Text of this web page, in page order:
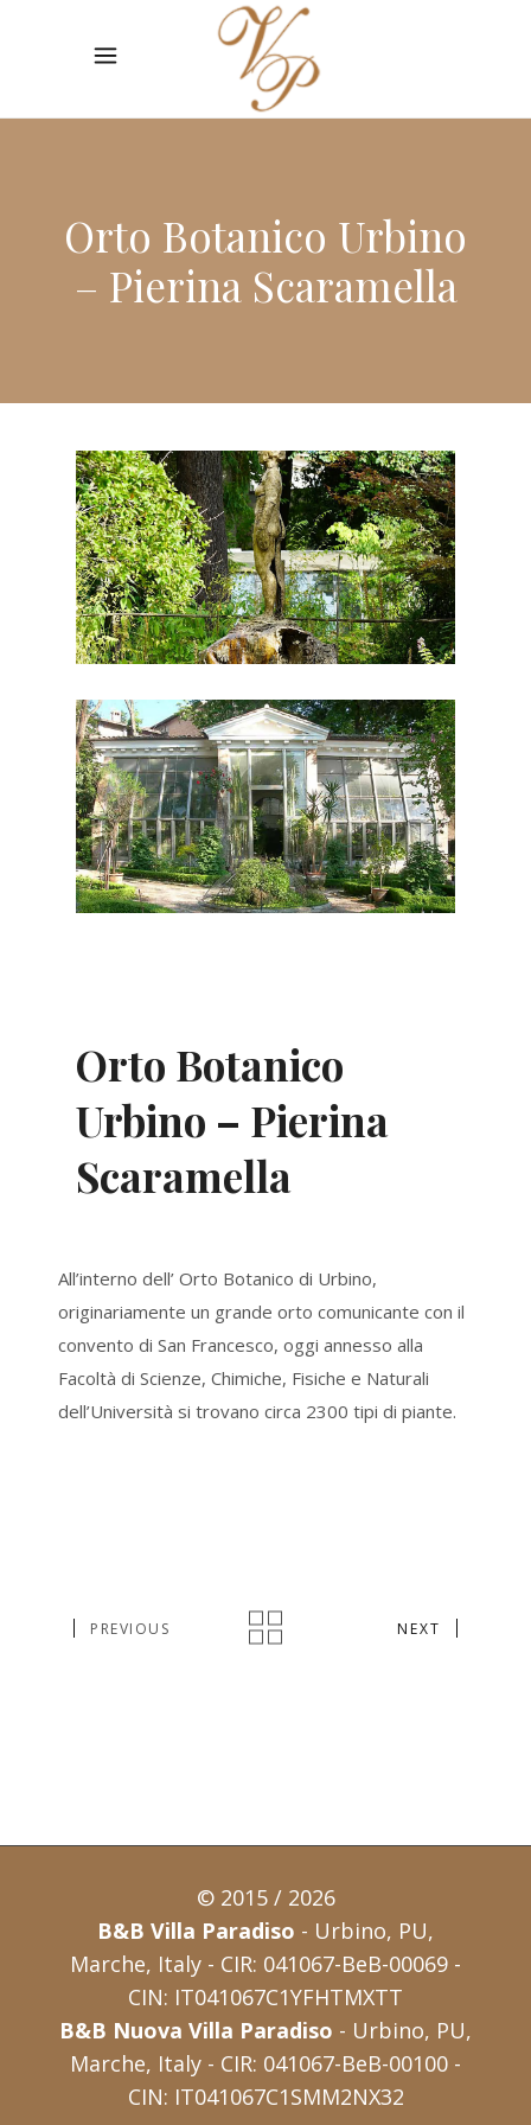
Orto Botanico Urbino
– Pierina Scaramella
Orto Botanico
Urbino – Pierina
Scaramella
All’interno dell’ Orto Botanico di Urbino,
originariamente un grande orto comunicante con il
convento di San Francesco, oggi annesso alla
Facoltà di Scienze, Chimiche, Fisiche e Naturali
dell’Università si trovano circa 2300 tipi di piante.
PREVIOUS NEXT
© 2015 / 2026
B&B Villa Paradiso - Urbino, PU,
Marche, Italy - CIR: 041067-BeB-00069 -
CIN: IT041067C1YFHTMXTT
B&B Nuova Villa Paradiso - Urbino, PU,
Marche, Italy - CIR: 041067-BeB-00100 -
CIN: IT041067C1SMM2NX32